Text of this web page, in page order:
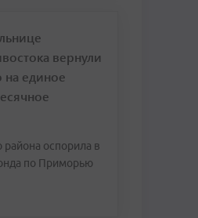
вернули
на единое
оспорила в
по Приморью